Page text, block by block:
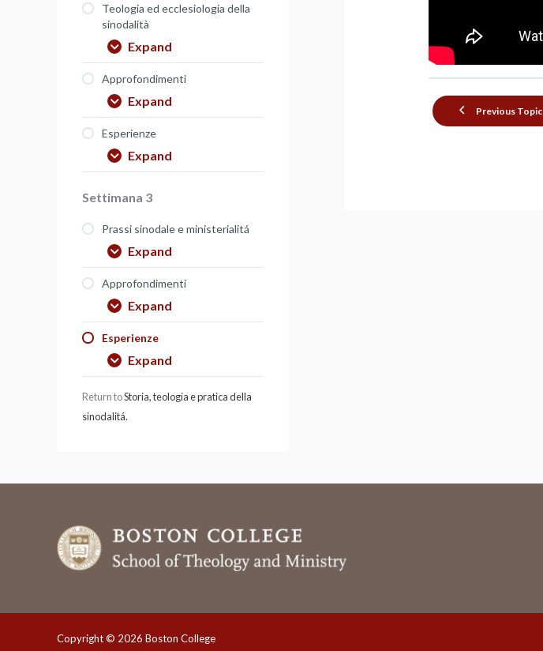
Teologia ed ecclesiologia della
sinodalità
Expand
Approfondimenti
Expand
Esperienze
Expand
Settimana 3
Prassi sinodale e ministerialitá
Expand
Approfondimenti
Expand
Esperienze
Expand
Return toStoria, teologia e pratica della
sinodalitá.
Previous Topic
Copyright © 2026 Boston College